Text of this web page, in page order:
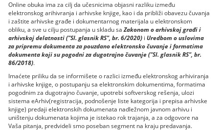
Online obuka ima za cilj da učesnicima objasni razliku između
elektronskog arihivranja i arhivske knjige, kao i da približi obavezu čuvanja
i zaštite arhivske građe i dokumentarnog materijala u elektronskom
obliku, a sve u cilju postupanja u skladu saZakonom o arhivskoj građi i
arhivskoj delatnosti ("Sl. glasnik RS", br. 6/2020) iUredbom o uslovima
za pripremu dokumenta za pouzdano elektronsko čuvanje i formatima
dokumenta koji su pogodni za dugotrajno čuvanje ("Sl. glasnik RS", br.
86/2018).
Imaćete priliku da se informišete o razlici između elektronskog arhiviranja
i arhivske knjige, o postupanju sa elektronskim dokumentima, formatima
pogodnim za dugotrajno čuvanje, upotrebi softverskog rešenja, ulozi
sistema eArhiv(registracija, podnošenje liste kategorija i prepisa arhivske
knjige) predaji elektronskih dokumenata nadležnom javnom arhivu i
uništenju dokumenata kojima je istekao rok trajanja, a za odgovore na
Vaša pitanja, predvideli smo poseban segment na kraju predavanja.